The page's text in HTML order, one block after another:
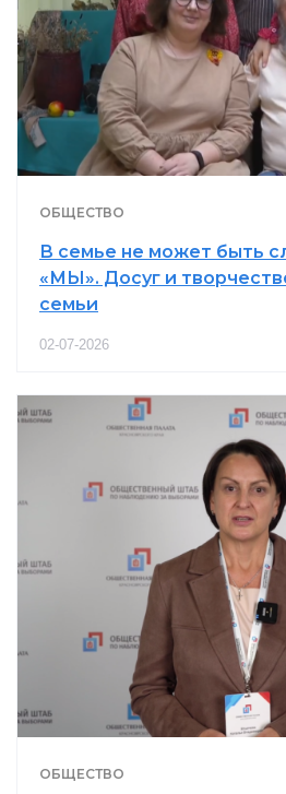
ОБЩЕСТВО
В семье не может быть
«МЫ». Досуг и
семьи
02-07-2026
ОБЩЕСТВО